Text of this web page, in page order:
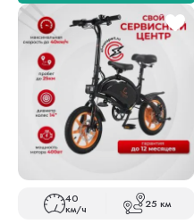
40
км/ч 25 км